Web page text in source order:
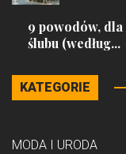
9 powodów,
ślubu (według...
KATEGORIE
MODA I URODA